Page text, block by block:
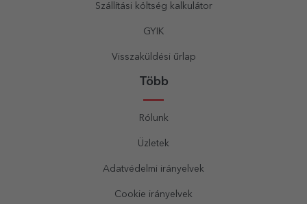
Szállítási költség kalkulátor
GYIK
Visszaküldési űrlap
Több
Rólunk
Üzletek
Adatvédelmi irányelvek
Cookie irányelvek